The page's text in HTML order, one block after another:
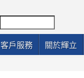
客戶服務 關於輝立